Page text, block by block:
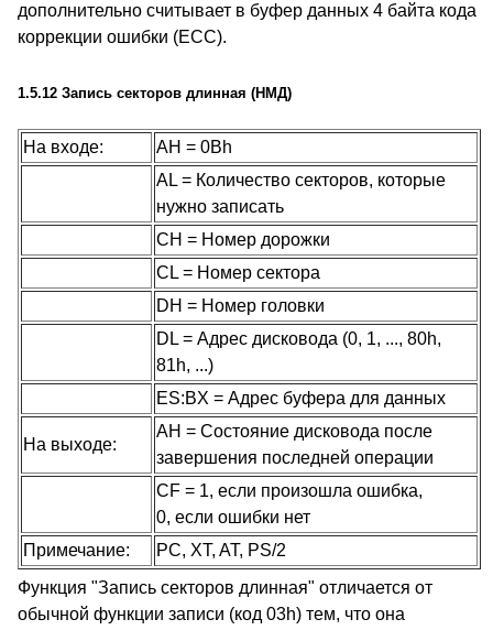
дополнительно считывает в буфер данных 4 байта кода
коррекции ошибки (ECC).
1.5.12 Запись секторов длинная (НМД)
На входе:
AH = 0Bh
AL = Количество секторов, которые
нужно записать
CH = Номер дорожки
CL = Номер сектора
DH = Номер головки
DL = Адрес дисковода (0, 1, ..., 80h,
81h, ...)
ES:BX = Адрес буфера для данных
На выходе:
AH = Состояние дисковода после
завершения последней операции
CF = 1, если произошла ошибка,
0, если ошибки нет
Примечание:
PC, XT, AT, PS/2
Функция "Запись секторов длинная" отличается от
обычной функции записи (код 03h) тем, что она